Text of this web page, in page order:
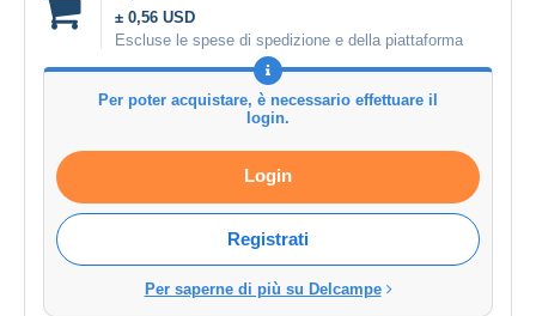
± 0,56 USD
Escluse le spese di spedizione e della piattaforma
Per poter acquistare, è necessario effettuare il
login.
Login
Registrati
Per saperne di più su Delcampe